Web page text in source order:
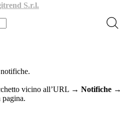
S.r.l.
vicino all’URL → Notifiche →